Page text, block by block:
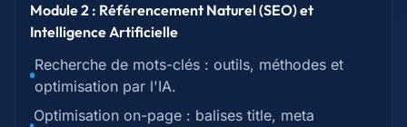
Module 2 : Référencement Naturel (SEO) et
Intelligence Artificielle
Recherche de mots-clés : outils, méthodes et
optimisation par l'IA.
Optimisation on-page : balises title, meta